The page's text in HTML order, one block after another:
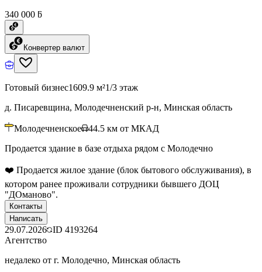
340 000 ƃ
Конвертер валют
Готовый бизнес1609.9 м²1/3 этаж
д. Писаревщина, Молодечненский р-н, Минская область
Молодечненское 44.5 км от МКАД
Продается здание в базе отдыха рядом с Молодечно
❤️ Продается жилое здание (блок бытового обслуживания), в
котором ранее проживали сотрудники бывшего ДОЦ
"ДОманово".
Контакты
Написать
29.07.2026 ID 4193264
Агентство
недалеко от г. Молодечно, Минская область